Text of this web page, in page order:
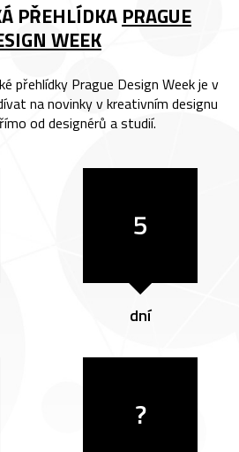
PŘEHLÍDKA PRAGUE
WEEK
přehlídky Prague Design Week je v
na novinky v kreativním designu
od designérů a studií.
5
dní
?